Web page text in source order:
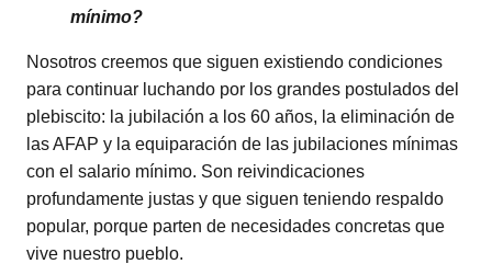
mínimo?
Nosotros creemos que siguen existiendo condiciones
para continuar luchando por los grandes postulados del
plebiscito: la jubilación a los 60 años, la eliminación de
las AFAP y la equiparación de las jubilaciones mínimas
con el salario mínimo. Son reivindicaciones
profundamente justas y que siguen teniendo respaldo
popular, porque parten de necesidades concretas que
vive nuestro pueblo.